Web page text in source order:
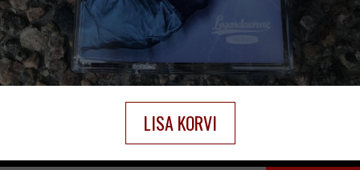
LISA KORVI